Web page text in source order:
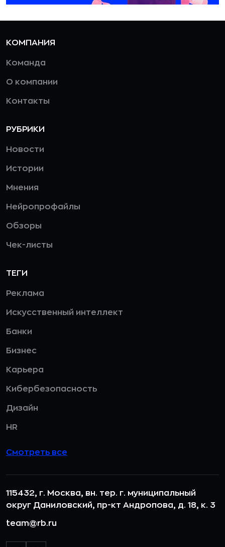
КОМПАНИЯ
Команда
О компании
Контакты
РУБРИКИ
Новости
Истории
Мнения
Нейропрофайлы
Обзоры
Чек-листы
ТЕГИ
Реклама
Искусственный интеллект
Банки
Бизнес
Карьера
Кибербезопасность
Дизайн
HR
Смотреть все
115432, г. Москва, вн. тер. г. муниципальный
округ Даниловский, пр-кт Андропова, д. 18, к. 3
team@rb.ru